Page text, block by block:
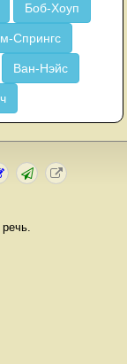
Боб-Хоуп
Спрингс
Ван-Нэйс